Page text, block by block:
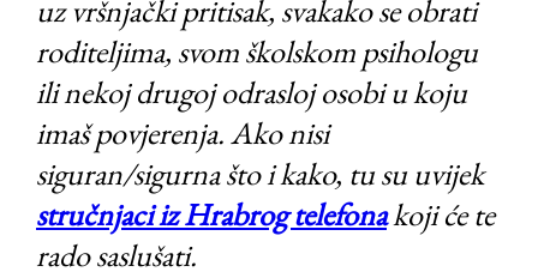
uz vršnjački pritisak, svakako se obrati
roditeljima, svom školskom psihologu
ili nekoj drugoj odrasloj osobi u koju
imaš povjerenja. Ako nisi
siguran/sigurna što i kako, tu su uvijek
stručnjaci iz Hrabrog telefonakoji će te
rado saslušati.